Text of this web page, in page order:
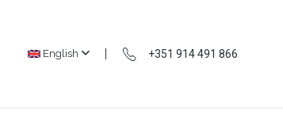
English +351 914 491 866